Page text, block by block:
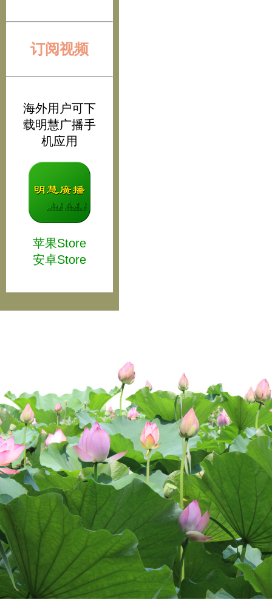
订阅视频
海外用户可下
载明慧广播手
机应用
苹果Store
安卓Store